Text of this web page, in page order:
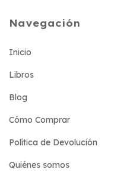
Navegación
Inicio
Libros
Blog
Cómo Comprar
Política de Devolución
Quiénes somos